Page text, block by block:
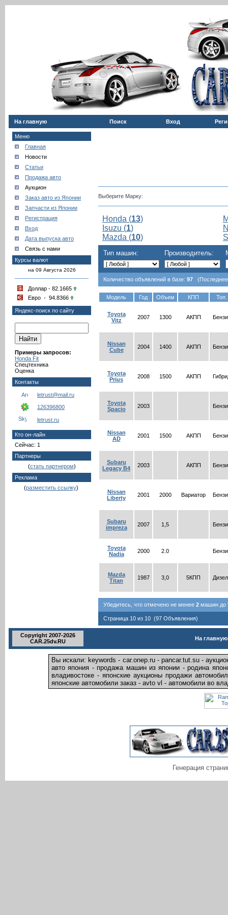
На главную Поиск Вход
Меню
Главная
Новости
Статьи
Продажа авто
Аукцион
Заказ авто из Японии
Запчасти из Японии
Регистрация
Вход
Дата выпуска авто
Связь с нами
Курсы валют
на 09 Августа 2026
Доллар - 82.1665
Евро - 94.8366
Яндекс-поиск по сайту
Примеры запросов:
Honda Fit
Спецтехника
Оценка
Контакты
letrust@mail.ru
126396800
letrust.ru
Кто он-лайн
Сейчас: 1
Партнеры
(стать партнером)
Реклама
(разместить ссылку)
Выберите Марку:
Honda (13)
Isuzu (1)
Mazda (10)
Тип машин: Производитель:
Количество объявлений в базе: 97 (Последнее
Модель Год Объем КПП Топ.
Toyota
Vitz
2007 1300 АКПП
Nissan
Cube
2004 1400 АКПП
Toyota
Prius
2008 1500 АКПП
Toyota
Spacio
2003
Nissan
AD
2001 1500 АКПП
Subaru
Legacy B4
2003 АКПП
Nissan
Liberty
2001 2000 Вариатор
Subaru
impreza
2007 1,5
Toyota
Nadia
2000 2.0
Mazda
Titan
1987 3,0 5КПП
Убедитесь, что отмечено не менее 2 машин до
Страница 10 из 10 (97 Объявления)
Copyright 2007-2026
CAR.25dv.RU
На главную
Вы искали: keywords - car.onep.ru - pancar.tut.su -
авто япония - продажа машин из японии - родина
владивостоке - японские аукционы продажи
японские автомобили заказ - avto vl - автомобили во
Генерация